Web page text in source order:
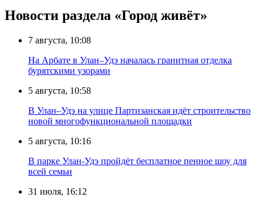
Новости раздела «Город живёт»
7 августа, 10:08
На Арбате в Улан–Удэ началась гранитная отделка
бурятскими узорами
5 августа, 10:58
В Улан–Удэ на улице Партизанская идёт строительство
новой многофункциональной площадки
5 августа, 10:16
В парке Улан-Удэ пройдёт бесплатное пенное шоу для
всей семьи
31 июля, 16:12